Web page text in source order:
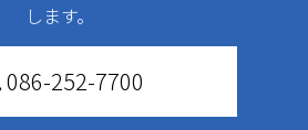
します。
086-252-7700